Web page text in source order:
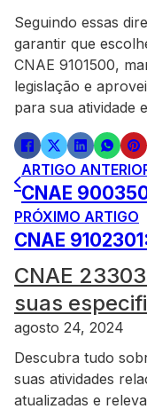
Seguindo essas
garantir que
CNAE 9101500,
legislação e
para sua atividade
ARTIGO
PRÓXIMO ARTIGO
CNAE
suas
agosto 24, 2024
Descubra tudo
suas atividades
atualizadas e